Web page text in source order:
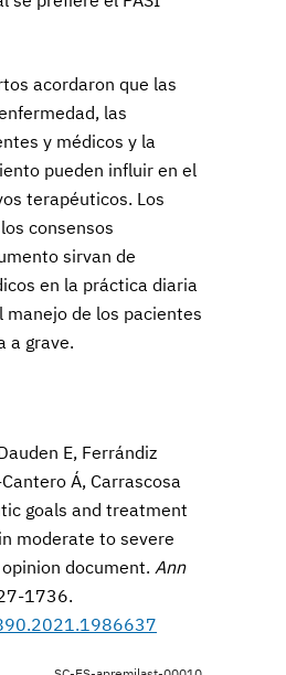
acordaron que las
las
y médicos y la
pueden influir en el
terapéuticos. Los
consensos
sirvan de
en la práctica diaria
de los pacientes
a grave.
E, Ferrándiz
Á, Carrascosa
goals and treatment
moderate to severe
document.Ann
1736.